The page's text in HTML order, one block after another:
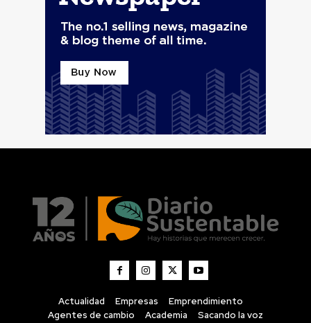
Actualidad Empresas
Emprendimiento
Agentes de cambio
Academia Sacando la voz